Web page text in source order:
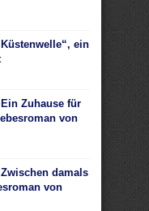
ein
Zuhause für
von
damals
von